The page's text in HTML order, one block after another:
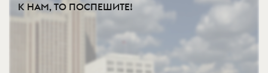
К НАМ, ТО ПОСПЕШИТЕ!